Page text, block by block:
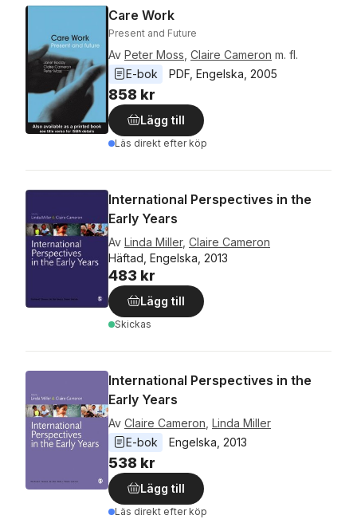
Care Work
Present and Future
Av Peter Moss, Claire Cameron m. fl.
E-bok
PDF, Engelska, 2005
858 kr
Lägg till
Läs direkt efter köp
International Perspectives in the
Early Years
Av Linda Miller, Claire Cameron
Häftad, Engelska, 2013
483 kr
Lägg till
Skickas
International Perspectives in the
Early Years
Av Claire Cameron, Linda Miller
E-bok
Engelska, 2013
538 kr
Lägg till
Läs direkt efter köp